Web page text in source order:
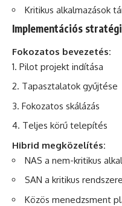
Kritikus alkalmazások
Implementációs
Fokozatos bevezetés:
Pilot projekt indítása
Tapasztalatok gyűjtése
Fokozatos skálázás
Teljes körű telepítés
Hibrid megközelítés:
NAS a nem-kritikus
SAN a kritikus
Közös menedzsment